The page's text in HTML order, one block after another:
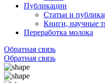
Публикации
Статьи и
Книги, научные
Переработка молока
Обратная связь
Обратная связь